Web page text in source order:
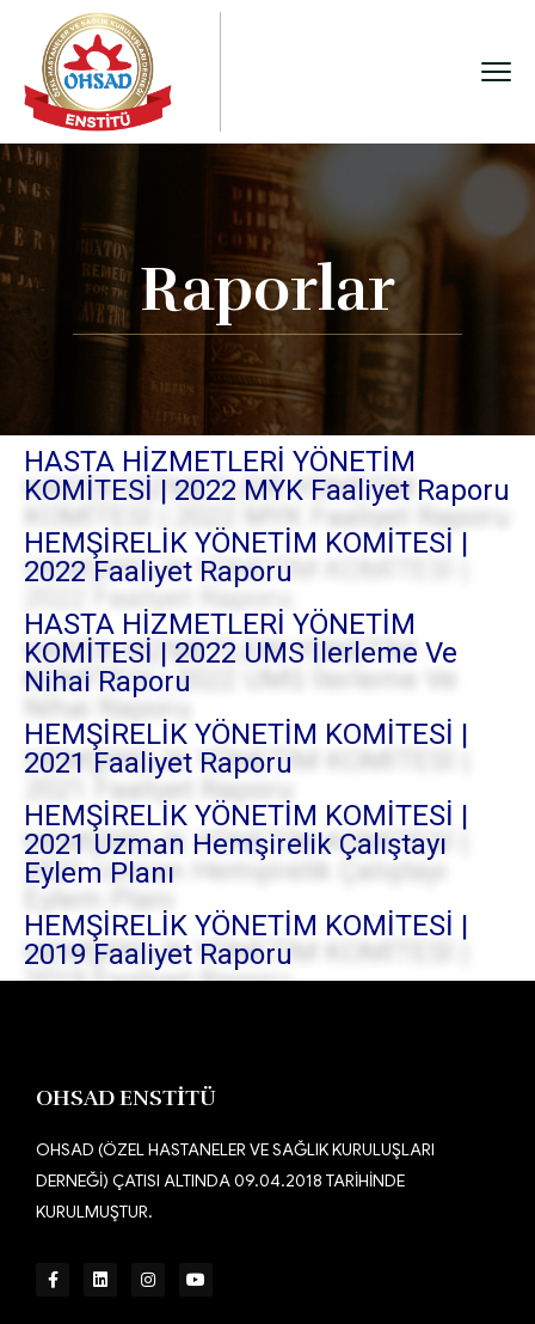
Raporlar
HASTA HİZMETLERİ YÖNETİM
KOMİTESİ | 2022 MYK Faaliyet Raporu
HEMŞİRELİK YÖNETİM KOMİTESİ |
2022 Faaliyet Raporu
HASTA HİZMETLERİ YÖNETİM
KOMİTESİ | 2022 UMS İlerleme Ve
Nihai Raporu
HEMŞİRELİK YÖNETİM KOMİTESİ |
2021 Faaliyet Raporu
HEMŞİRELİK YÖNETİM KOMİTESİ |
2021 Uzman Hemşirelik Çalıştayı
Eylem Planı
HEMŞİRELİK YÖNETİM KOMİTESİ |
2019 Faaliyet Raporu
OHSAD ENSTİTÜ
OHSAD (ÖZEL HASTANELER VE SAĞLIK KURULUŞLARI
DERNEĞİ) ÇATISI ALTINDA 09.04.2018 TARİHİNDE
KURULMUŞTUR.